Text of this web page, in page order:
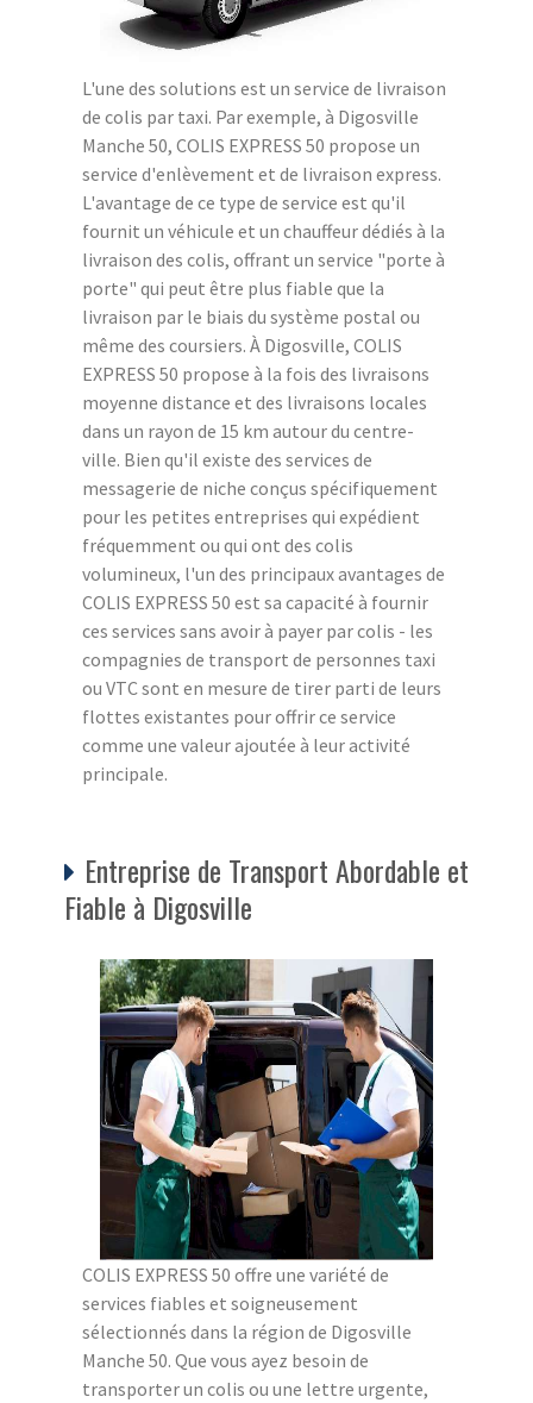
L'une des solutions est un service de livraison
de colis par taxi. Par exemple, à Digosville
Manche 50, COLIS EXPRESS 50 propose un
service d'enlèvement et de livraison express.
L'avantage de ce type de service est qu'il
fournit un véhicule et un chauffeur dédiés à la
livraison des colis, offrant un service "porte à
porte" qui peut être plus fiable que la
livraison par le biais du système postal ou
même des coursiers. À Digosville, COLIS
EXPRESS 50 propose à la fois des livraisons
moyenne distance et des livraisons locales
dans un rayon de 15 km autour du centre-
ville. Bien qu'il existe des services de
messagerie de niche conçus spécifiquement
pour les petites entreprises qui expédient
fréquemment ou qui ont des colis
volumineux, l'un des principaux avantages de
COLIS EXPRESS 50 est sa capacité à fournir
ces services sans avoir à payer par colis - les
compagnies de transport de personnes taxi
ou VTC sont en mesure de tirer parti de leurs
flottes existantes pour offrir ce service
comme une valeur ajoutée à leur activité
principale.
Entreprise de Transport Abordable et
Fiable à Digosville
COLIS EXPRESS 50 offre une variété de
services fiables et soigneusement
sélectionnés dans la région de Digosville
Manche 50. Que vous ayez besoin de
transporter un colis ou une lettre urgente,